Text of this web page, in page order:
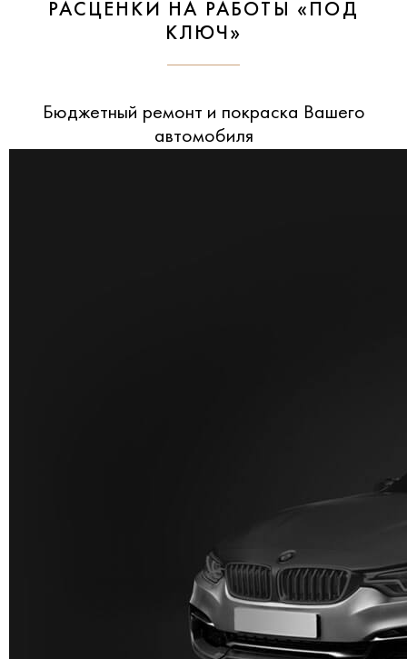
РАСЦЕНКИ НА РАБОТЫ «ПОД
КЛЮЧ»
Бюджетный ремонт и покраска Вашего
автомобиля